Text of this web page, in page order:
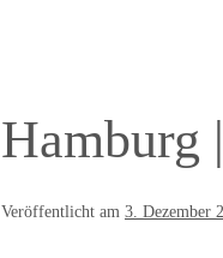
Hamburg
Veröffentlicht am 3. Dezember